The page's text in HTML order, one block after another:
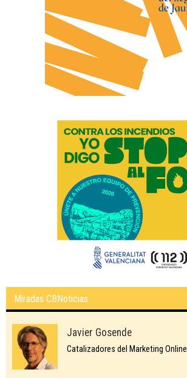
Miradas CBNoticias
Javier Gosende
Catalizadores del Marketing Online